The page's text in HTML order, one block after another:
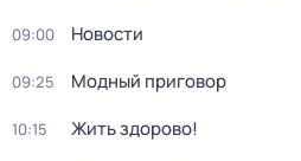
09:00 Новости
09:25 Модный приговор
10:15 Жить здорово!